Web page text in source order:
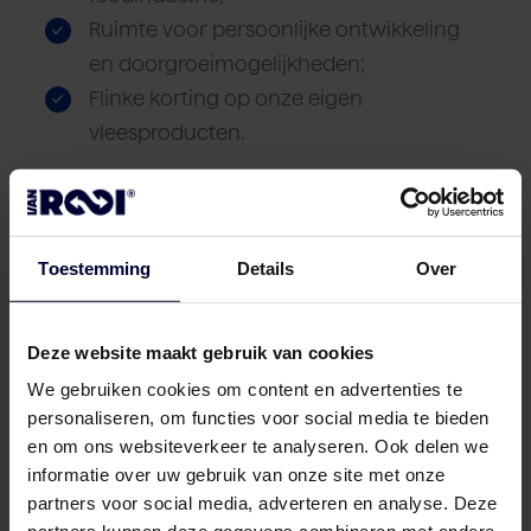
Toestemming Details Over
Deze website maakt gebruik van cookies
We gebruiken cookies om content en advertenties te
personaliseren, om functies voor social media te bieden
en om ons websiteverkeer te analyseren. Ook delen we
informatie over uw gebruik van onze site met onze
partners voor social media, adverteren en analyse. Deze
Ruimte voor persoonlijke ontwikkeling
en doorgroeimogelijkheden;
Flinke korting op onze eigen
vleesproducten.
Herken jij jezelf in bovenstaand profiel en wil
je deel uitmaken van een ambitieus team
dan door het formulier onderaan de pagina
in te vullen.
Wil je meer informatie over Van Rooi of over
deze functie? Neem dan contact op met